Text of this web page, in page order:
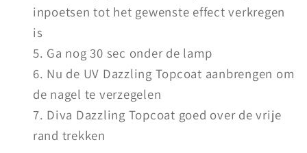
inpoetsen tot het gewenste effect verkregen
is
Ga nog 30 sec onder de lamp
Nu de UV Dazzling Topcoat aanbrengen om
de nagel te verzegelen
Diva Dazzling Topcoat goed over de vrije
rand trekken